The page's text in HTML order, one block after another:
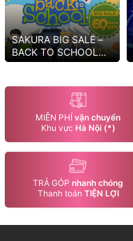
SAKURA BIG SALE –
BACK TO SCHOOL
2025 MUA NGAY KẺO
MIỄN PHÍ vận chuyển
Khu vực Hà Nội (*)
TRẢ GÓP nhanh chóng
Thanh toán TIỆN LỢI